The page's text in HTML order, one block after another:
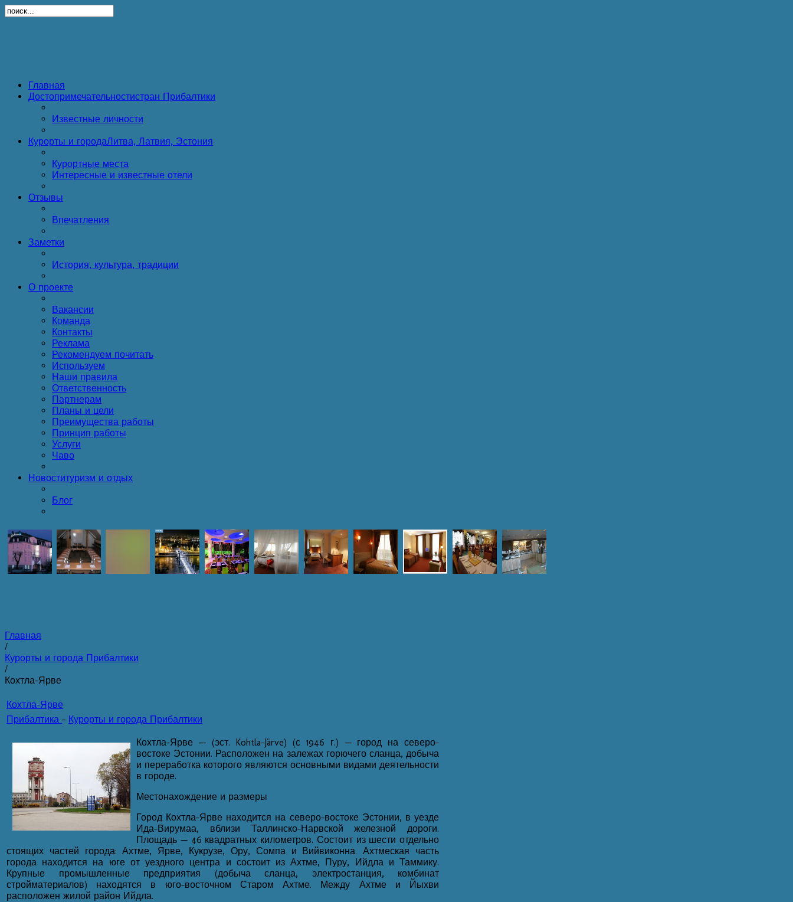
Главная
Достопримечательностистран Прибалтики
Известные личности
Курорты и городаЛитва, Латвия, Эстония
Курортные места
Интересные и известные отели
Отзывы
Впечатления
Заметки
История, культура, традиции
О проекте
Вакансии
Команда
Контакты
Реклама
Рекомендуем почитать
Используем
Наши правила
Ответственность
Партнерам
Планы и цели
Преимущества работы
Принцип работы
Услуги
Чаво
Новоституризм и отдых
Блог
Главная
/
Курорты и города Прибалтики
/
Кохтла-Ярве
Кохтла-Ярве
Прибалтика - Курорты и города Прибалтики
Кохтла-Ярве — (эст. Kohtla-Järve) (с 1946 г.) — город на северо-
востоке Эстонии. Расположен на залежах горючего сланца, добыча
и переработка которого являются основными видами деятельности
в городе.
Местонахождение и размеры
Город Кохтла-Ярве находится на северо-востоке Эстонии, в уезде
Ида-Вирумаа, вблизи Таллинско-Нарвской железной дороги.
Площадь — 46 квадратных километров. Состоит из шести отдельно
стоящих частей города: Ахтме, Ярве, Кукрузе, Ору, Сомпа и Вийвиконна. Ахтмеская часть
города находится на юге от уездного центра и состоит из Ахтме, Пуру, Ийдла и Таммику.
Крупные промышленные предприятия (добыча сланца, электростанция, комбинат
стройматериалов) находятся в юго-восточном Старом Ахтме. Между Ахтме и Йыхви
расположен жилой район Ийдла.